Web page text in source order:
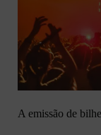
A emissão de